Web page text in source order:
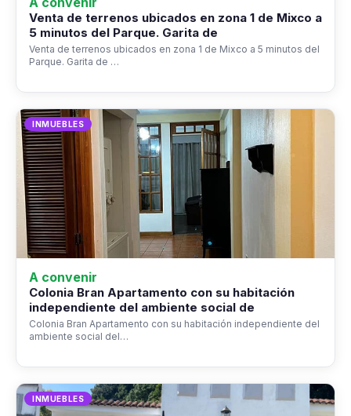
Venta de terrenos ubicados en zona 1 de Mixco a
5 minutos del Parque. Garita de
Venta de terrenos ubicados en zona 1 de Mixco a 5 minutos del
Parque. Garita de …
INMUEBLES
A convenir
Colonia Bran Apartamento con su habitación
independiente del ambiente social de
Colonia Bran Apartamento con su habitación independiente del
ambiente social del…
INMUEBLES